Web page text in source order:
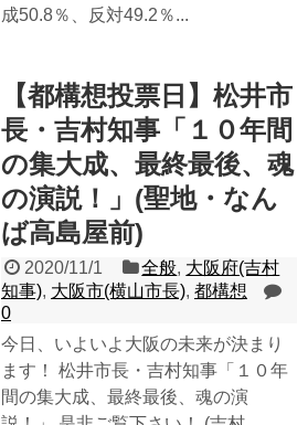
成50.8％、反対49.2％...
【都構想投票日】松井市
長・吉村知事「１０年間
の集大成、最終最後、魂
の演説！」(聖地・なん
ば高島屋前)
2020/11/1 全般, 大阪府(吉村
知事), 大阪市(横山市長), 都構想
0
今日、いよいよ大阪の未来が決まり
ます！ 松井市長・吉村知事「１０年
間の集大成、最終最後、魂の演